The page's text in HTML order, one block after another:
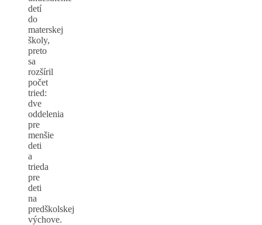
detí
do
materskej
školy,
preto
sa
rozšíril
počet
tried:
dve
oddelenia
pre
menšie
deti
a
trieda
pre
deti
na
predškolskej
výchove.